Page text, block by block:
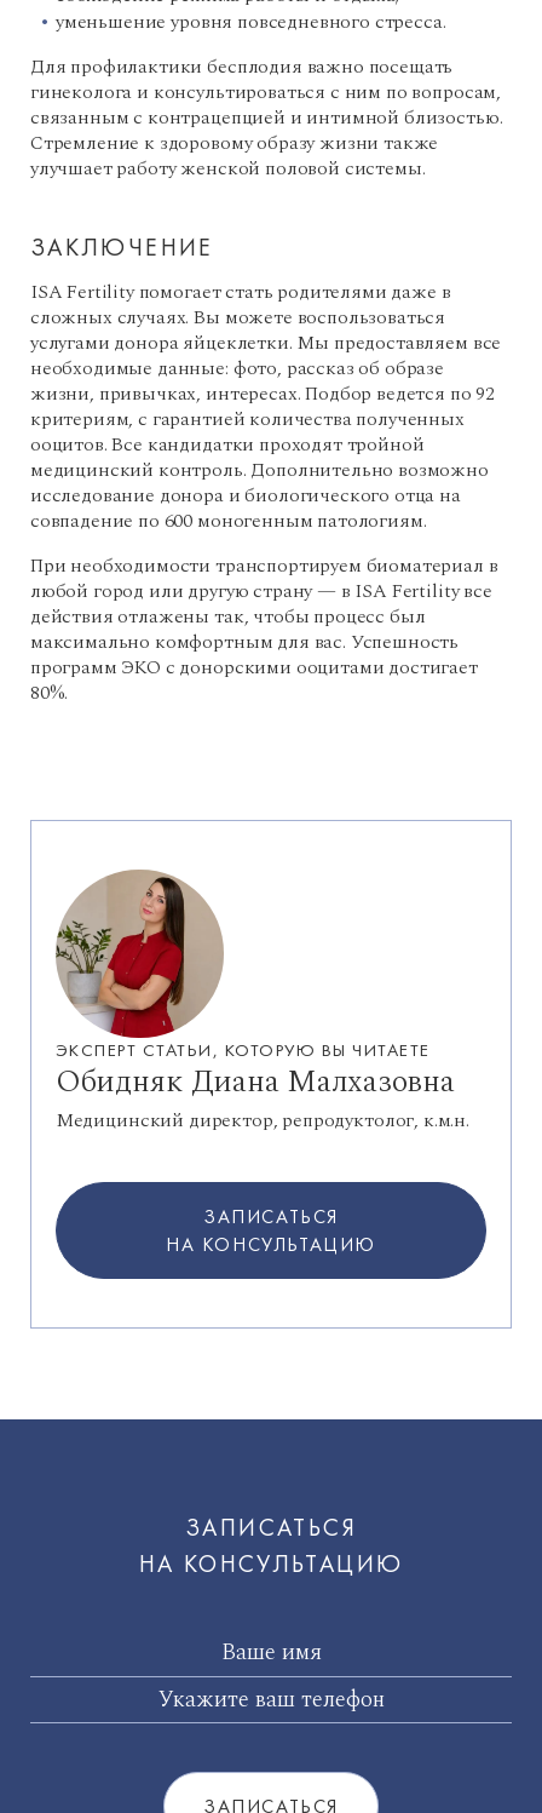
уменьшение уровня повседневного стресса.
Для профилактики бесплодия важно посещать
гинеколога и консультироваться с ним по вопросам,
связанным с контрацепцией и интимной близостью.
Стремление к здоровому образу жизни также
улучшает работу женской половой системы.
ЗАКЛЮЧЕНИЕ
ISA Fertility помогает стать родителями даже в
сложных случаях. Вы можете воспользоваться
услугами донора яйцеклетки. Мы предоставляем все
необходимые данные: фото, рассказ об образе
жизни, привычках, интересах. Подбор ведется по 92
критериям, с гарантией количества полученных
ооцитов. Все кандидатки проходят тройной
медицинский контроль. Дополнительно возможно
исследование донора и биологического отца на
совпадение по 600 моногенным патологиям.
При необходимости транспортируем биоматериал в
любой город или другую страну — в ISA Fertility все
действия отлажены так, чтобы процесс был
максимально комфортным для вас. Успешность
программ ЭКО с донорскими ооцитами достигает
80%.
ЭКСПЕРТ СТАТЬИ, КОТОРУЮ ВЫ ЧИТАЕТЕ
Обидняк Диана Малхазовна
Медицинский директор, репродуктолог, к.м.н.
ЗАПИСАТЬСЯ
НА КОНСУЛЬТАЦИЮ
ЗАПИСАТЬСЯ
НА КОНСУЛЬТАЦИЮ